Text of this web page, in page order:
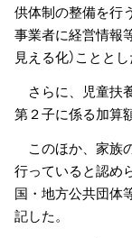
供体制の整備を行
事業者に経営情報
見える化）こととし
さらに、児童扶
第２子に係る加算
このほか、家族
行っていると認め
国・地方公共団体
記した。